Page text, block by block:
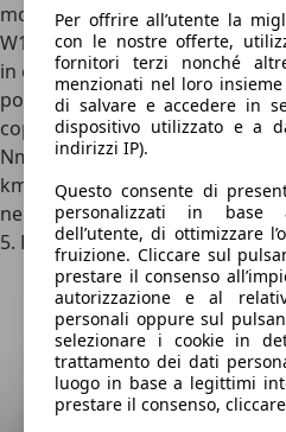
Per offrire all’utente la
con le nostre offerte,
fornitori terzi nonché
menzionati nel loro insieme
di salvare e accedere in
dispositivo utilizzato e a
indirizzi IP).
Questo consente di
personalizzati in base
dell’utente, di ottimizzare
fruizione. Cliccare sul
prestare il consenso
autorizzazione e al
personali oppure sul
selezionare i cookie in
trattamento dei dati
luogo in base a legittimi
prestare il consenso, cliccare
motore termico. Giusto, il
W16 porta al debutto un
in collaborazione con Cosworth
posizionata molto in alto, da
coppia. La potenza massima,
Nm di coppia . La velocità
km/h, con i test ufficiali che
nei prossimi mesi.
5. Koenigsegg Agera RS